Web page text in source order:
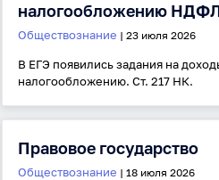
Вход
налогообложению
Обществознание | 23 июля 2026
В ЕГЭ появились задания на
налогообложению. Ст. 217 НК.
Правовое государство
Обществознание | 18 июля 2026